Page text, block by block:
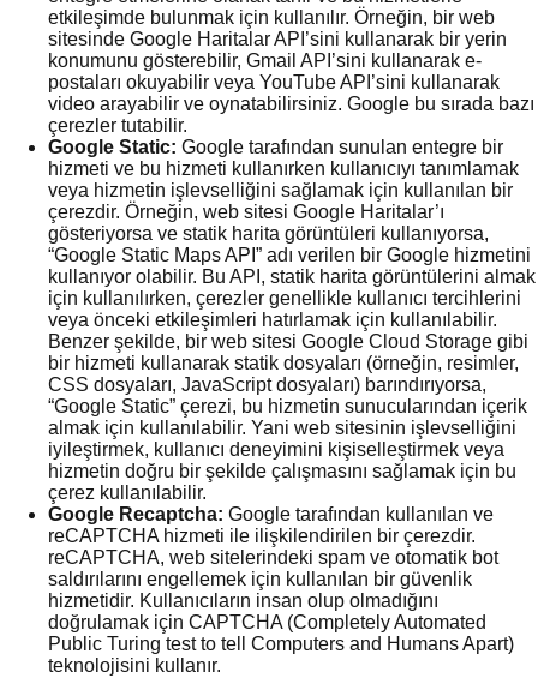
etkileşimde bulunmak için kullanılır. Örneğin, bir web
sitesinde Google Haritalar API’sini kullanarak bir yerin
konumunu gösterebilir, Gmail API’sini kullanarak e-
postaları okuyabilir veya YouTube API’sini kullanarak
video arayabilir ve oynatabilirsiniz. Google bu sırada bazı
çerezler tutabilir.
Google Static: Google tarafından sunulan entegre bir
hizmeti ve bu hizmeti kullanırken kullanıcıyı tanımlamak
veya hizmetin işlevselliğini sağlamak için kullanılan bir
çerezdir. Örneğin, web sitesi Google Haritalar’ı
gösteriyorsa ve statik harita görüntüleri kullanıyorsa,
“Google Static Maps API” adı verilen bir Google hizmetini
kullanıyor olabilir. Bu API, statik harita görüntülerini almak
için kullanılırken, çerezler genellikle kullanıcı tercihlerini
veya önceki etkileşimleri hatırlamak için kullanılabilir.
Benzer şekilde, bir web sitesi Google Cloud Storage gibi
bir hizmeti kullanarak statik dosyaları (örneğin, resimler,
CSS dosyaları, JavaScript dosyaları) barındırıyorsa,
“Google Static” çerezi, bu hizmetin sunucularından içerik
almak için kullanılabilir. Yani web sitesinin işlevselliğini
iyileştirmek, kullanıcı deneyimini kişiselleştirmek veya
hizmetin doğru bir şekilde çalışmasını sağlamak için bu
çerez kullanılabilir.
Google Recaptcha: Google tarafından kullanılan ve
reCAPTCHA hizmeti ile ilişkilendirilen bir çerezdir.
reCAPTCHA, web sitelerindeki spam ve otomatik bot
saldırılarını engellemek için kullanılan bir güvenlik
hizmetidir. Kullanıcıların insan olup olmadığını
doğrulamak için CAPTCHA (Completely Automated
Public Turing test to tell Computers and Humans Apart)
teknolojisini kullanır.